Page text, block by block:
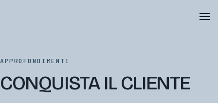
APPROFONDIMENTI
CONQUISTA IL CLIENTE